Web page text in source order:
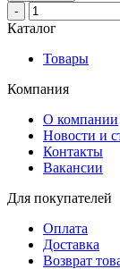
-
Каталог
Товары
Компания
О компании
Новости и
Контакты
Вакансии
Для покупателей
Оплата
Доставка
Возврат